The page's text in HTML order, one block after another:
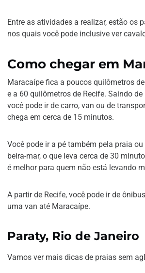
Entre as atividades a realizar, estão os
nos quais você pode inclusive ver
Como chegar em
Maracaípe fica a poucos quilômetros
e a 60 quilômetros de Recife. Saindo
você pode ir de carro, van ou de
chega em cerca de 15 minutos.
Você pode ir a pé também pela praia
beira-mar, o que leva cerca de 30
é melhor para quem não está levando
A partir de Recife, você pode ir de
uma van até Maracaípe.
Paraty, Rio de Janeiro
Vamos ver mais dicas de praias sem